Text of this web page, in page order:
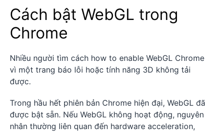
Cách bật WebGL trong
Chrome
Nhiều người tìm cách how to enable WebGL Chrome
vì một trang báo lỗi hoặc tính năng 3D không tải
được.
Trong hầu hết phiên bản Chrome hiện đại, WebGL đã
được bật sẵn. Nếu WebGL không hoạt động, nguyên
nhân thường liên quan đến hardware acceleration,